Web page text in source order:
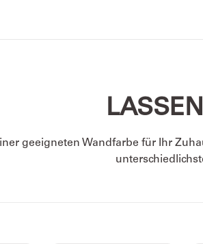
geeigneten Wandfarbe für Ihr